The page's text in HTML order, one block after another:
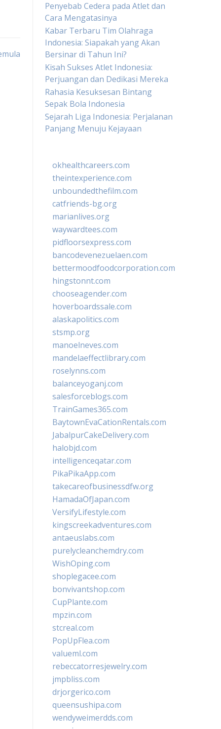
Penyebab Cedera pada Atlet dan
Cara Mengatasinya
Kabar Terbaru Tim Olahraga
Indonesia: Siapakah yang Akan
Bersinar di Tahun Ini?
Kisah Sukses Atlet Indonesia:
Perjuangan dan Dedikasi Mereka
Rahasia Kesuksesan Bintang
Sepak Bola Indonesia
Sejarah Liga Indonesia: Perjalanan
Panjang Menuju Kejayaan
okhealthcareers.com
theintexperience.com
unboundedthefilm.com
catfriends-bg.org
marianlives.org
waywardtees.com
pidfloorsexpress.com
bancodevenezuelaen.com
bettermoodfoodcorporation.com
hingstonnt.com
chooseagender.com
hoverboardssale.com
alaskapolitics.com
stsmp.org
manoelneves.com
mandelaeffectlibrary.com
roselynns.com
balanceyoganj.com
salesforceblogs.com
TrainGames365.com
BaytownEvaCationRentals.com
JabalpurCakeDelivery.com
halobjd.com
intelligenceqatar.com
PikaPikaApp.com
takecareofbusinessdfw.org
HamadaOfJapan.com
VersifyLifestyle.com
kingscreekadventures.com
antaeuslabs.com
purelycleanchemdry.com
WishOping.com
shoplegacee.com
bonvivantshop.com
CupPlante.com
mpzin.com
stcreal.com
PopUpFlea.com
valueml.com
rebeccatorresjewelry.com
jmpbliss.com
drjorgerico.com
queensushipa.com
wendyweimerdds.com